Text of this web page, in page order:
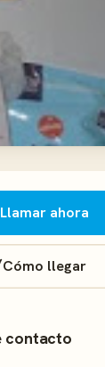
Llamar ahora
Cómo llegar
contacto